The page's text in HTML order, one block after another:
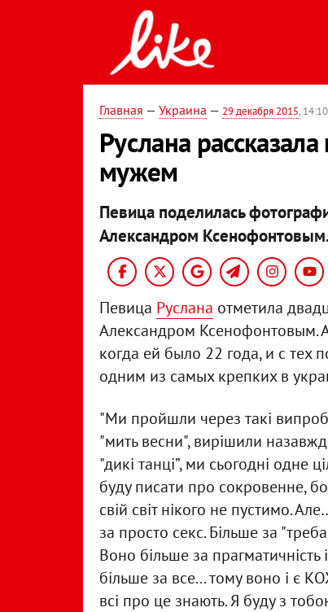
Главная — Украина — 29 декабря 2015, 14:10
Руслана
мужем
Певица поделилась
Александром
Певица Руслана отметила
Александром Ксенофонтовым.
когда ей было 22 года, и с тех
одним из самых крепких в
"Ми пройшли через такі
"мить весни", вирішили
"дикі танці”, ми сьогодні одне
буду писати про сокровенне,
свій світ нікого не пустимо.
за просто секс. Більше за
Воно більше за прагматичність
більше за все... тому воно і є
всі про це знають. Я буду з